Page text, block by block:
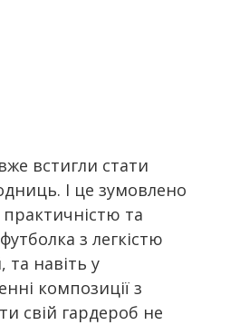
встигли стати
І це зумовлено
та
з легкістю
навіть у
композиції з
свій гардероб не